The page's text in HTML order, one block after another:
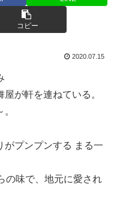
コピー
2020.07.15
が軒を連ねている。
がプンプンする まる一
の味で、地元に愛され